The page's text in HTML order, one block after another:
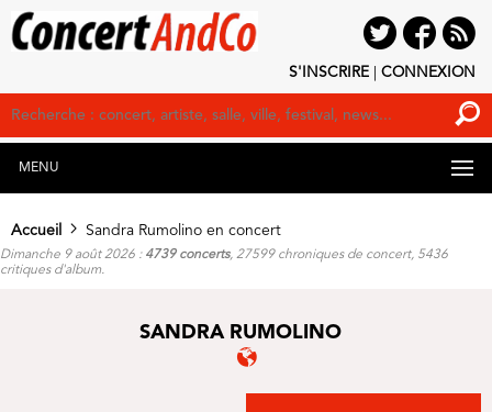
S'INSCRIRE CONNEXION
MENU
Accueil Sandra Rumolino en concert
Dimanche 9 août 2026 : 4739 concerts, 27599 chroniques de concert, 5436
critiques d'album.
SANDRA RUMOLINO